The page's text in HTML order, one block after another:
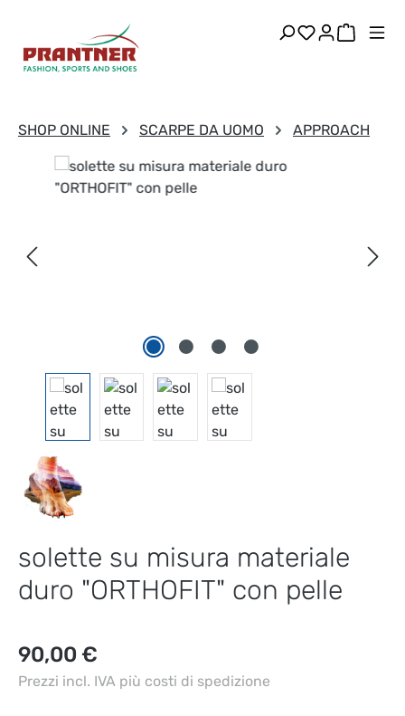
Passa al contenuto principale
Hai 0Il
SHOP ONLINE SCARPE DA UOMO APPROACH
Salta la galleria di immagini
solette su misura materiale
duro "ORTHOFIT" con pelle
Prezzo normale:
90,00 €
Prezzi incl. IVA più costi di spedizione